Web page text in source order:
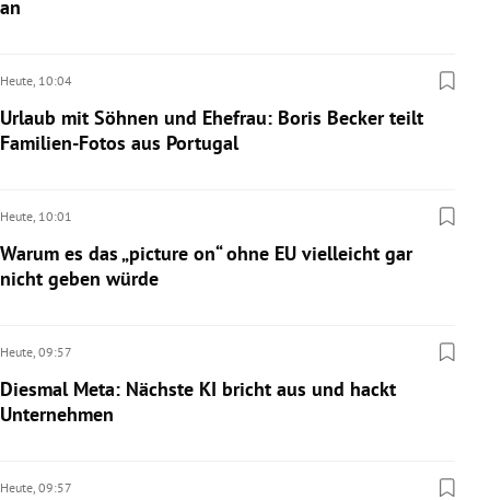
an
Heute, 10:04
Urlaub mit Söhnen und Ehefrau: Boris Becker teilt
Familien-Fotos aus Portugal
Heute, 10:01
Warum es das „picture on“ ohne EU vielleicht gar
nicht geben würde
Heute, 09:57
Diesmal Meta: Nächste KI bricht aus und hackt
Unternehmen
Heute, 09:57